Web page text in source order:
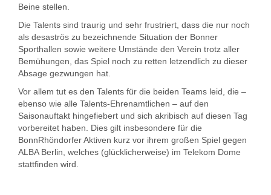
Beine stellen.
Die Talents sind traurig und sehr frustriert, dass die nur noch
als desaströs zu bezeichnende Situation der Bonner
Sporthallen sowie weitere Umstände den Verein trotz aller
Bemühungen, das Spiel noch zu retten letzendlich zu dieser
Absage gezwungen hat.
Vor allem tut es den Talents für die beiden Teams leid, die –
ebenso wie alle Talents-Ehrenamtlichen – auf den
Saisonauftakt hingefiebert und sich akribisch auf diesen Tag
vorbereitet haben. Dies gilt insbesondere für die
BonnRhöndorfer Aktiven kurz vor ihrem großen Spiel gegen
ALBA Berlin, welches (glücklicherweise) im Telekom Dome
stattfinden wird.